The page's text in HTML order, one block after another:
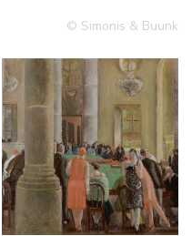
© Simonis & Buunk